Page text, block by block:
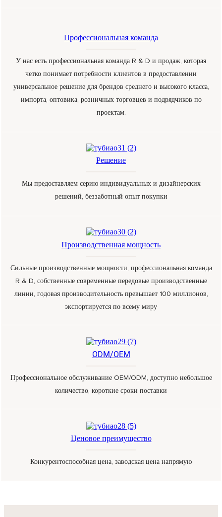
Профессиональная команда
У нас есть профессиональная команда R & D и продаж, которая
четко понимает потребности клиентов в предоставлении
универсальное решение для брендов среднего и высокого класса,
импорта, оптовика, розничных торговцев и подрядчиков по
проектам.
Решение
Мы предоставляем серию индивидуальных и дизайнерских
решений, беззаботный опыт покупки
Производственная мощность
Сильные производственные мощности, профессиональная команда
R & D, собственные современные передовые производственные
линии, годовая производительность превышает 100 миллионов,
экспортируется по всему миру
ODM/OEM
Профессиональное обслуживание OEM/ODM, доступно небольшое
количество, короткие сроки поставки
Ценовое преимущество
Конкурентоспособная цена, заводская цена напрямую